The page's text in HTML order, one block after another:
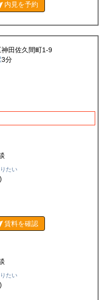
内見を予約
田佐久間町1-9
3分
たい
賃料を確認
たい